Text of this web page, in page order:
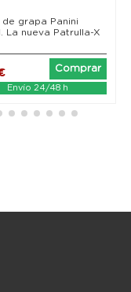
de grapa Panini
La nueva Patrulla-X
Comprar
Envío 24/48 h